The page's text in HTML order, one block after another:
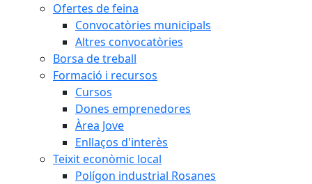
Ofertes de feina
Convocatòries municipals
Altres convocatòries
Borsa de treball
Formació i recursos
Cursos
Dones emprenedores
Àrea Jove
Enllaços d'interès
Teixit econòmic local
Polígon industrial Rosanes